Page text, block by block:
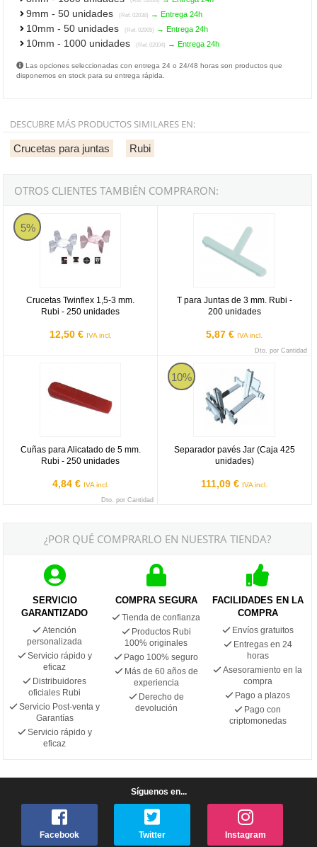
9mm - 50 unidades (Ref. 02038) → Entrega 24h
10mm - 50 unidades (Ref. 02905) → Entrega 24h
10mm - 1000 unidades (Ref. 02004) → Entrega 24h
Las opciones seleccionadas con entrega 24 o 24/48 horas son productos que
disponemos en stock para su entrega rápida.
DESCUBRE MÁS PRODUCTOS SIMILARES EN:
Crucetas para juntas Rubi
OTROS CLIENTES TAMBIÉN COMPRARON:
5%
Crucetas Twinflex 1,5-3 mm.
Rubi - 250 unidades
12,50 € IVA incl.
Crucetas Twinflex 1,5-3 mm. Rubi - 250 unidades
T para Juntas de 3 mm. Rubi -
200 unidades
5,87 € IVA incl.
Dto. por Cantidad
Cuñas para Alicatado de 5 mm.
Rubi - 250 unidades
4,84 € IVA incl.
Dto. por Cantidad
Cuñas para Alicatado de 5 mm. Rubi - 250 unidades
10%
Separador pavés Jar (Caja 425
unidades)
111,09 € IVA incl.
Separador pavés Jar (Caja 425
¿POR QUÉ COMPRARLO EN NUESTRA TIENDA?
SERVICIO
GARANTIZADO
Atención
personalizada
Servicio rápido y
eficaz
Distribuidores
oficiales Rubi
Servicio Post-venta y
Garantías
Servicio rápido y
eficaz
COMPRA SEGURA
Tienda de confianza
Productos Rubi
100% originales
Pago 100% seguro
Más de 60 años de
experiencia
Derecho de
devolución
FACILIDADES EN LA
COMPRA
Envíos gratuitos
Entregas en 24
horas
Asesoramiento en la
compra
Pago a plazos
Pago con
criptomonedas
Síguenos en...
Facebook Twitter Instagram